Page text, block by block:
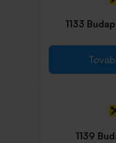
1133
1139